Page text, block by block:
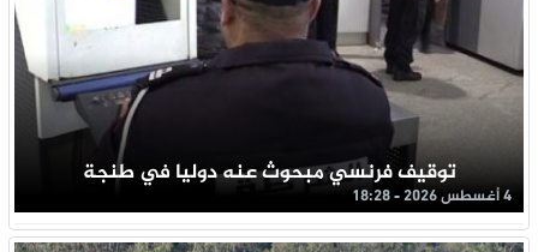
توقيف فرنسي مبحوث عنه دوليا في طنجة
4 أغسطس 2026 - 18:28